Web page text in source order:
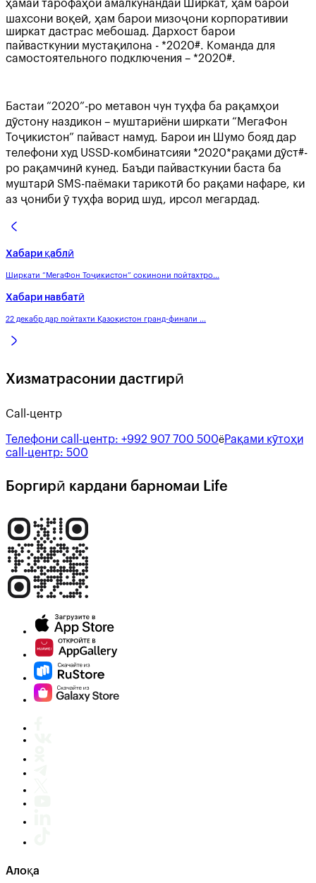
ҳамаи тарофаҳои амалкунандаи Ширкат, ҳам барои
шахсони воқеӣ, ҳам барои мизоҷони корпоративии
ширкат дастрас мебошад. Дархост барои
пайвасткунии мустақилона - *2020#. Команда для
самостоятельного подключения – *2020#.
Бастаи “2020”-ро метавон чун туҳфа ба рақамҳои
дӯстону наздикон – муштариёни ширкати “МегаФон
Тоҷикистон” пайваст намуд. Барои ин Шумо бояд дар
телефони худ USSD-комбинатсияи *2020*рақами дӯст#-
ро рақамчинӣ кунед. Баъди пайвасткунии баста ба
муштарӣ SMS-паёмаки тарикотӣ бо рақами нафаре, ки
аз ҷониби ӯ туҳфа ворид шуд, ирсол мегардад.
Хабари қаблӣ
Ширкати “МегаФон Тоҷикистон” сокинони пойтахтро...
Хабари навбатӣ
22 декабр дар пойтахти Қазоқистон гранд-финали ...
Хизматрасонии дастгирӣ
Call-центр
Телефони call-центр: +992 907 700 500ёРақами кӯтоҳи
call-центр: 500
Боргирӣ кардани барномаи Life
Алоқа